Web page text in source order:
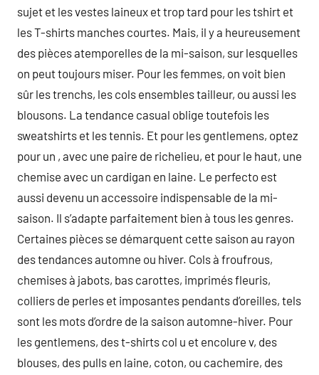
sujet et les vestes laineux et trop tard pour les tshirt et
les T-shirts manches courtes. Mais, il y a heureusement
des pièces atemporelles de la mi-saison, sur lesquelles
on peut toujours miser. Pour les femmes, on voit bien
sûr les trenchs, les cols ensembles tailleur, ou aussi les
blousons. La tendance casual oblige toutefois les
sweatshirts et les tennis. Et pour les gentlemens, optez
pour un , avec une paire de richelieu, et pour le haut, une
chemise avec un cardigan en laine. Le perfecto est
aussi devenu un accessoire indispensable de la mi-
saison. Il s’adapte parfaitement bien à tous les genres.
Certaines pièces se démarquent cette saison au rayon
des tendances automne ou hiver. Cols à froufrous,
chemises à jabots, bas carottes, imprimés fleuris,
colliers de perles et imposantes pendants d’oreilles, tels
sont les mots d’ordre de la saison automne-hiver. Pour
les gentlemens, des t-shirts col u et encolure v, des
blouses, des pulls en laine, coton, ou cachemire, des